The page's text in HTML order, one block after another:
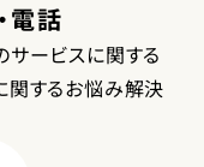
電話
ービスに関する
関するお悩み解決